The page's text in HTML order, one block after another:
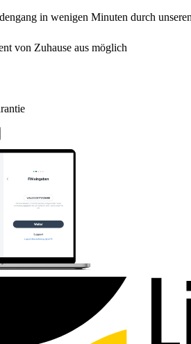
in wenigen Minuten durch
von Zuhause aus möglich